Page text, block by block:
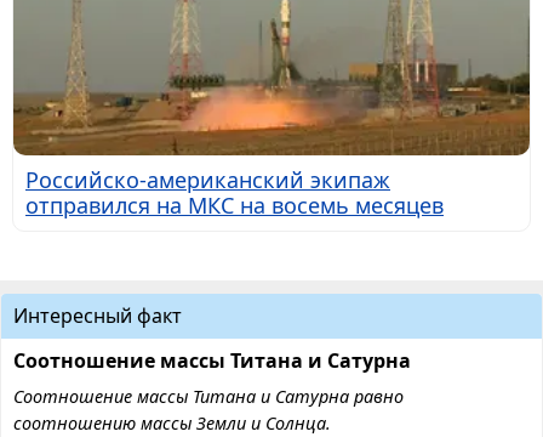
Российско-американский экипаж
отправился на МКС на восемь месяцев
Интересный факт
Соотношение массы Титана и Сатурна
Соотношение массы Титана и Сатурна равно
соотношению массы Земли и Солнца.